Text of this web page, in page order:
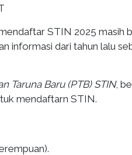
STIN 2025 masih
informasi dari tahun lalu
Taruna Baru (PTB) STIN,
mendaftarn STIN.